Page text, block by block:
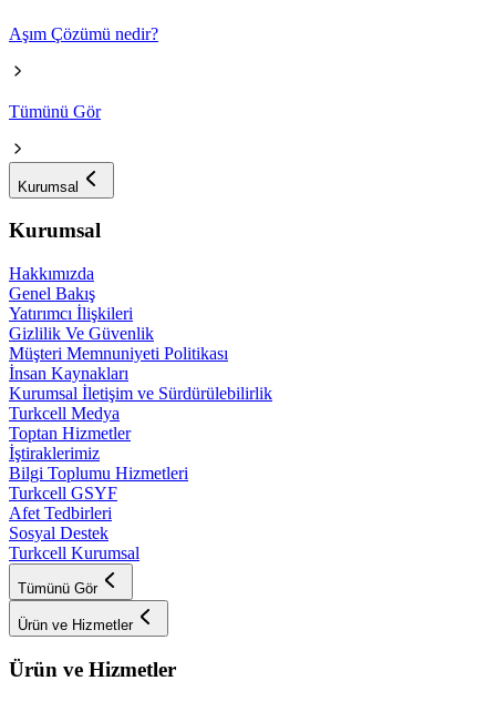
Aşım Çözümü nedir?
Tümünü Gör
Kurumsal
Kurumsal
Hakkımızda
Genel Bakış
Yatırımcı İlişkileri
Gizlilik Ve Güvenlik
Müşteri Memnuniyeti Politikası
İnsan Kaynakları
Kurumsal İletişim ve Sürdürülebilirlik
Turkcell Medya
Toptan Hizmetler
İştiraklerimiz
Bilgi Toplumu Hizmetleri
Turkcell GSYF
Afet Tedbirleri
Sosyal Destek
Turkcell Kurumsal
Tümünü Gör
Ürün ve Hizmetler
Ürün ve Hizmetler